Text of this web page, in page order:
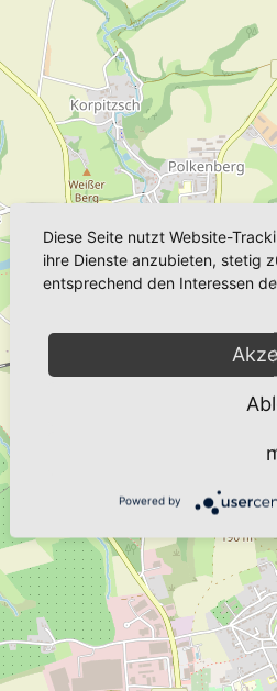
Diese Seite nutzt Website-
ihre Dienste anzubieten, stetig
entsprechend den Interessen
Powered by